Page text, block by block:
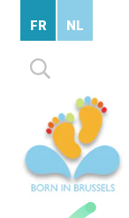
contenu
principal
Rechercher :
FR NL